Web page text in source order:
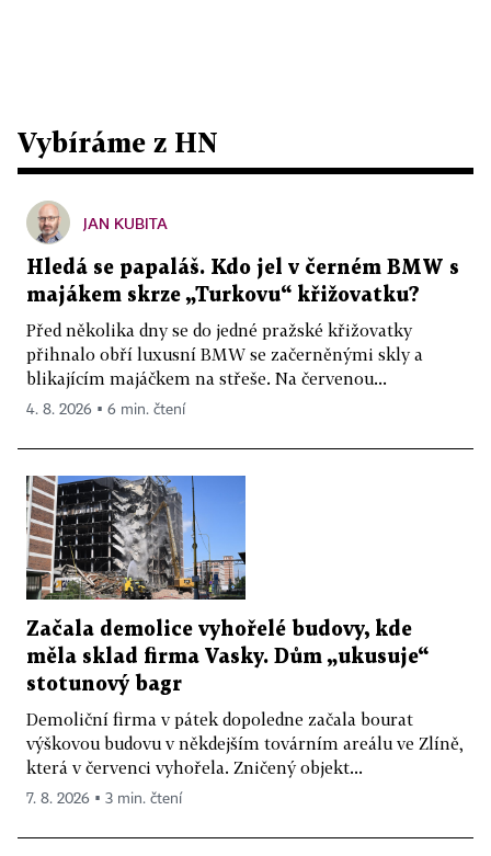
Vybíráme z HN
JAN KUBITA
Hledá se papaláš. Kdo jel v černém BMW s
majákem skrze „Turkovu“ křižovatku?
Před několika dny se do jedné pražské křižovatky
přihnalo obří luxusní BMW se začerněnými skly a
blikajícím majáčkem na střeše. Na červenou...
4. 8. 2026 ▪ 6 min. čtení
Začala demolice vyhořelé budovy, kde
měla sklad firma Vasky. Dům „ukusuje“
stotunový bagr
Demoliční firma v pátek dopoledne začala bourat
výškovou budovu v někdejším továrním areálu ve Zlíně,
která v červenci vyhořela. Zničený objekt...
7. 8. 2026 ▪ 3 min. čtení